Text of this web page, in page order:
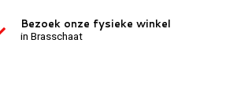
Bezoek onze fysieke winkel
in Brasschaat